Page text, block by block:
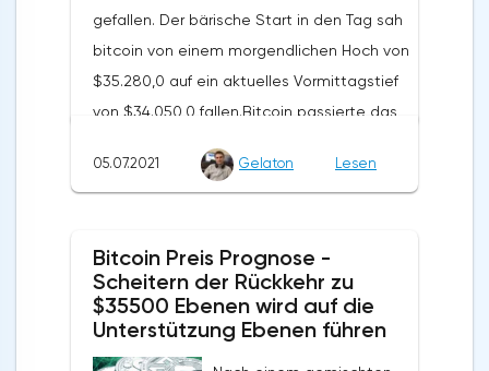
für morgen, 7. Juli 2021 Dogecoin muss
durch ein Reversal von $0,2345
zurückkommen, um den ersten großen
bringen.Es wird jedoch Unterstützung vom
breiteren Markt benötigt, damit Dogecoin
kann.Sofern es nicht zu einer ausgedehnten
Krypto-Rallye kommt, würden der erste
große Widerstand und das Hoch vom
Montag bei $0,2466 wahrscheinlich jeden
gefallen. Der bärische Start in den Tag sah
bitcoin von einem morgendlichen Hoch von
$35.280,0 auf ein aktuelles Vormittagstief
von $34.050,0 fallen.Bitcoin passierte das
$34.451, bevor er sich zurückzog.Der
vermeiden.Der Rest der Kryptowährung Es
war ein bärischer Morgen für den breiteren
Kryptowährungsmarkt.Zu diesem Zeitpunkt
liegt Crypto.com mit einem Minus von
05.07.2021 Gelaton Lesen
Bitcoin Preis Prognose -
Scheitern der Rückkehr zu
$35500 Ebenen wird auf die
Unterstützung Ebenen führen